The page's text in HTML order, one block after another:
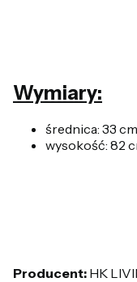
Wymiary:
średnica: 33 cm
wysokość: 82
Producent: HK